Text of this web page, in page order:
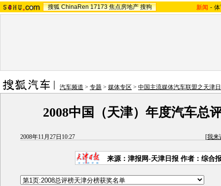
搜狐 ChinaRen 17173 焦点房地产 搜狗 新闻 -
汽车频道 > 专题 > 媒体专区 > 中国主流媒体汽车联盟之天津
2008中国（天津）年度汽车总
2008年11月27日10:27 [我来
来源：津报网-天津日报 作者：综合